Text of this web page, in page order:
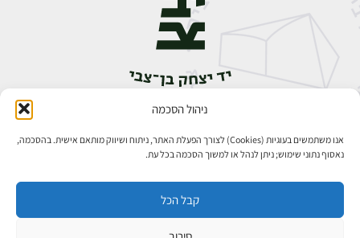
ניהול הסכמה
אנו משתמשים בעוגיות (Cookies) לצורך הפעלת האתר, ניתוח ושיווק מותאם אישית. בהסכמה,
נאסוף נתוני שימוש; ניתן לנהל או למשוך הסכמה בכל עת.
קבל הכל
אבן גבירול 14, רחביה, ירושלים